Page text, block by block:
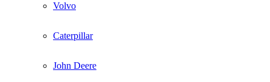
Volvo
Caterpillar
John Deere